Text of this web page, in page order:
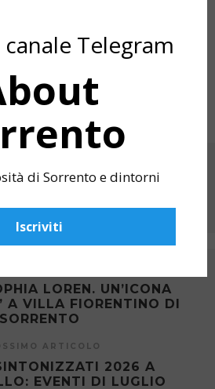
LOREN. UN’ICONA
A VILLA FIORENTINO DI
SORRENTO
ARTICOLO
2026 A
EVENTI DI LUGLIO
Telegram
di Sorrento e dintorni
Iscriviti